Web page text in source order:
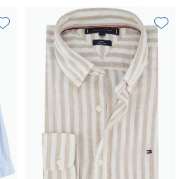
Toevoegen aan favorieten